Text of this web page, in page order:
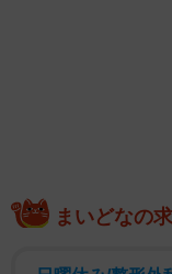
まいどなの